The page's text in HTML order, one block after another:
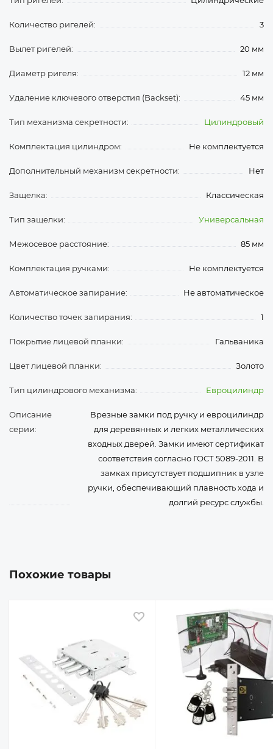
Количество ригелей: 3
Вылет ригелей: 20 мм
Диаметр ригеля: 12 мм
Удаление ключевого отверстия (Backset): 45 мм
Тип механизма секретности: Цилиндровый
Комплектация цилиндром: Не комплектуется
Дополнительный механизм секретности: Нет
Защелка: Классическая
Тип защелки: Универсальная
Межосевое расстояние: 85 мм
Комплектация ручками: Не комплектуется
Автоматическое запирание: Не автоматическое
Количество точек запирания: 1
Покрытие лицевой планки: Гальваника
Цвет лицевой планки: Золото
Тип цилиндрового механизма: Евроцилиндр
Описание
серии:
Врезные замки под ручку и евроцилиндр
для деревянных и легких металлических
входных дверей. Замки имеют сертификат
соответствия согласно ГОСТ 5089-2011. В
замках присутствует подшипник в узле
ручки, обеспечивающий плавность хода и
долгий ресурс службы.
Похожие товары
В избранное